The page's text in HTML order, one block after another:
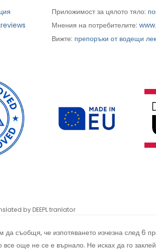
Приложимост за цялото тяло:
Мнения на потребителите:
Вижте: препоръки от водещи
by DEEPL tranlator
да съобщя, че изпотяването изчезна след 6
все още не се е върнало. Не исках да го